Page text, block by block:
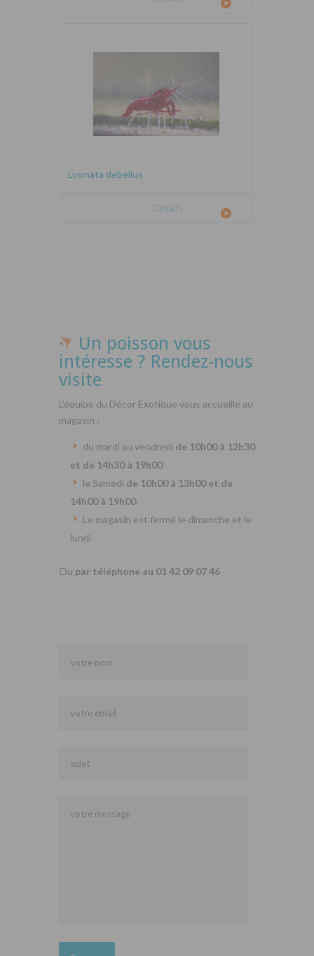
Lysmata debelius
Détails
Un poisson vous
intéresse ? Rendez-nous
visite
L’équipe du Décor Exotique vous accueille au
magasin :
du mardi au vendredi de 10h00 à 12h30
et de 14h30 à 19h00
le Samedi de 10h00 à 13h00 et de
14h00 à 19h00
Le magasin est fermé le dimanche et le
lundi
Ou par téléphone au 01 42 09 07 46